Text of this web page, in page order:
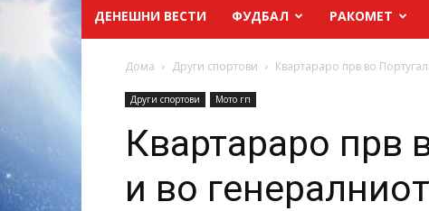
ДЕНЕШНИ ВЕСТИ ФУДБАЛ РАКОМЕТ
Дома Други спортови Квартараро прв во
Други спортови Мото гп
Квартараро прв
и во